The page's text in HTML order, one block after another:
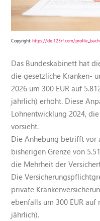
Copyright:https://de.123rf.com/
Das Bundeskabinett hat
die gesetzliche Kranken-
2026 um 300 EUR auf
jährlich) erhöht. Diese
Lohnentwicklung 2024,
vorsieht.
Die Anhebung betrifft vor
bisherigen Grenze von
die Mehrheit der
Die
private
ebenfalls um 300 EUR auf
jährlich).